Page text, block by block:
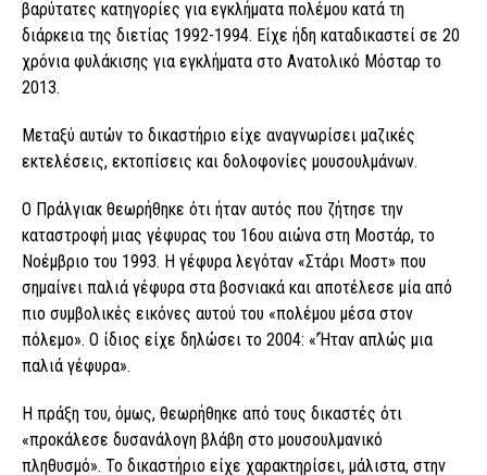
βαρύτατες κατηγορίες για εγκλήματα πολέμου κατά τη
διάρκεια της διετίας 1992-1994. Είχε ήδη καταδικαστεί σε 20
χρόνια φυλάκισης για εγκλήματα στο Ανατολικό Μόσταρ το
2013.
Μεταξύ αυτών το δικαστήριο είχε αναγνωρίσει μαζικές
εκτελέσεις, εκτοπίσεις και δολοφονίες μουσουλμάνων.
Ο Πράλγιακ θεωρήθηκε ότι ήταν αυτός που ζήτησε την
καταστροφή μιας γέφυρας του 16ου αιώνα στη Μοστάρ, το
Νοέμβριο του 1993. Η γέφυρα λεγόταν «Στάρι Μοστ» που
σημαίνει παλιά γέφυρα στα βοσνιακά και αποτέλεσε μία από
πιο συμβολικές εικόνες αυτού του «πολέμου μέσα στον
πόλεμο». Ο ίδιος είχε δηλώσει το 2004: «’Ήταν απλώς μια
παλιά γέφυρα».
Η πράξη του, όμως, θεωρήθηκε από τους δικαστές ότι
«προκάλεσε δυσανάλογη βλάβη στο μουσουλμανικό
πληθυσμό». Το δικαστήριο είχε χαρακτηρίσει, μάλιστα, στην